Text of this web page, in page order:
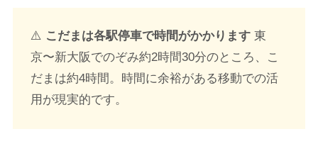
⚠️ こだまは各駅停車で時間がかかります 東
京〜新大阪でのぞみ約2時間30分のところ、こ
だまは約4時間。時間に余裕がある移動での活
用が現実的です。